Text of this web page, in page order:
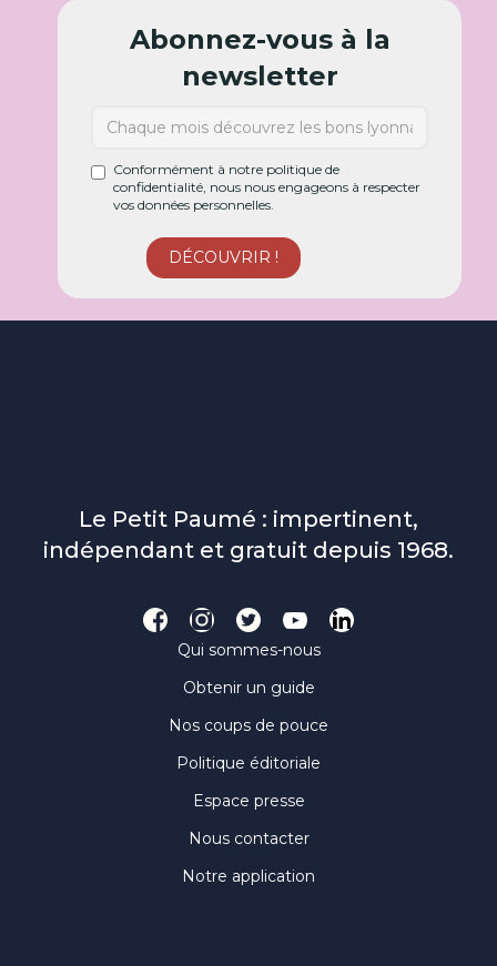
Abonnez-vous à la
newsletter
Conformément à notre politique de
confidentialité, nous nous engageons à respecter
vos données personnelles.
Le Petit Paumé : impertinent,
indépendant et gratuit depuis 1968.
Qui sommes-nous
Obtenir un guide
Nos coups de pouce
Politique éditoriale
Espace presse
Nous contacter
Notre application